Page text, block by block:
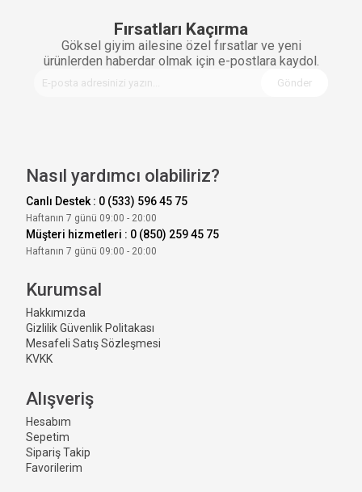
Fırsatları Kaçırma
Göksel giyim ailesine özel fırsatlar ve yeni
ürünlerden haberdar olmak için e-postlara kaydol.
Gönder
Nasıl yardımcı olabiliriz?
Canlı Destek : 0 (533) 596 45 75
Haftanın 7 günü 09:00 - 20:00
Müşteri hizmetleri : 0 (850) 259 45 75
Haftanın 7 günü 09:00 - 20:00
Kurumsal
Hakkımızda
Gizlilik Güvenlik Politakası
Mesafeli Satış Sözleşmesi
KVKK
Alışveriş
Hesabım
Sepetim
Sipariş Takip
Favorilerim